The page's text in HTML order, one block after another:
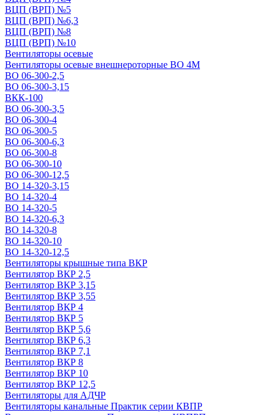
ВЦП (ВРП) №5
ВЦП (ВРП) №6,3
ВЦП (ВРП) №8
ВЦП (ВРП) №10
Вентиляторы осевые
Вентиляторы осевые внешнероторные ВО 4М
ВО 06-300-2,5
ВО 06-300-3,15
ВКК-100
ВО 06-300-3,5
ВО 06-300-4
ВО 06-300-5
ВО 06-300-6,3
ВО 06-300-8
ВО 06-300-10
ВО 06-300-12,5
ВО 14-320-3,15
ВО 14-320-4
ВО 14-320-5
ВО 14-320-6,3
ВО 14-320-8
ВО 14-320-10
ВО 14-320-12,5
Вентиляторы крышные типа ВКР
Вентилятор ВКР 2,5
Вентилятор ВКР 3,15
Вентилятор ВКР 3,55
Вентилятор ВКР 4
Вентилятор ВКР 5
Вентилятор ВКР 5,6
Вентилятор ВКР 6,3
Вентилятор ВКР 7,1
Вентилятор ВКР 8
Вентилятор ВКР 10
Вентилятор ВКР 12,5
Вентиляторы для АДЧР
Вентиляторы канальные Практик серии КВПР